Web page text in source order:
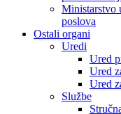
Ministarstvo
poslova
Ostali organi
Uredi
Ured
Ured
Ured
Službe